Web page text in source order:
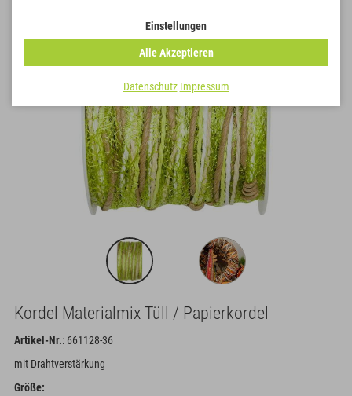
Kordel Materialmix Tüll / Papierkordel
Artikel-Nr.: 661128-36
mit Drahtverstärkung
Größe:
Einstellungen
Alle Akzeptieren
Datenschutz Impressum